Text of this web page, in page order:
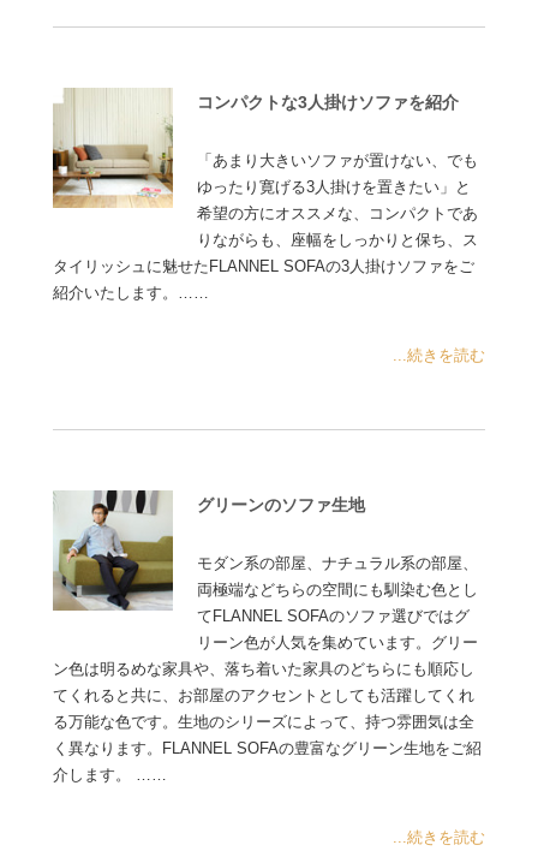
コンパクトな3人掛けソファを紹介
「あまり大きいソファが置けない、でも
ゆったり寛げる3人掛けを置きたい」と
希望の方にオススメな、コンパクトであ
りながらも、座幅をしっかりと保ち、ス
タイリッシュに魅せたFLANNEL SOFAの3人掛けソファをご
紹介いたします。……
...続きを読む
グリーンのソファ生地
モダン系の部屋、ナチュラル系の部屋、
両極端などちらの空間にも馴染む色とし
てFLANNEL SOFAのソファ選びではグ
リーン色が人気を集めています。グリー
ン色は明るめな家具や、落ち着いた家具のどちらにも順応し
てくれると共に、お部屋のアクセントとしても活躍してくれ
る万能な色です。生地のシリーズによって、持つ雰囲気は全
く異なります。FLANNEL SOFAの豊富なグリーン生地をご紹
介します。 ……
...続きを読む